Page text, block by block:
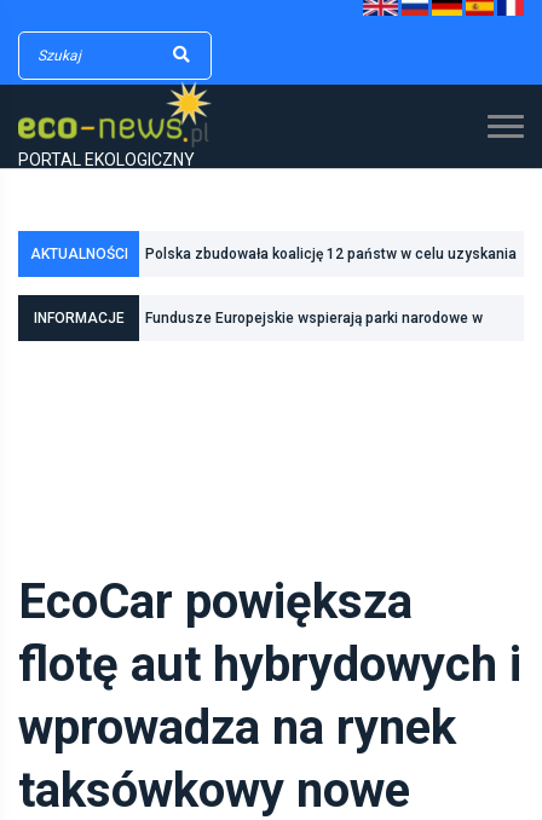
PORTAL EKOLOGICZNY
AKTUALNOŚCI
inwestycjom w zielono-niebieską infrastrukturę
energetyczną
INFORMACJE Fundusze Europejskie wspierają parki narodowe w
EcoCar powiększa
flotę aut hybrydowych i
wprowadza na rynek
taksówkowy nowe